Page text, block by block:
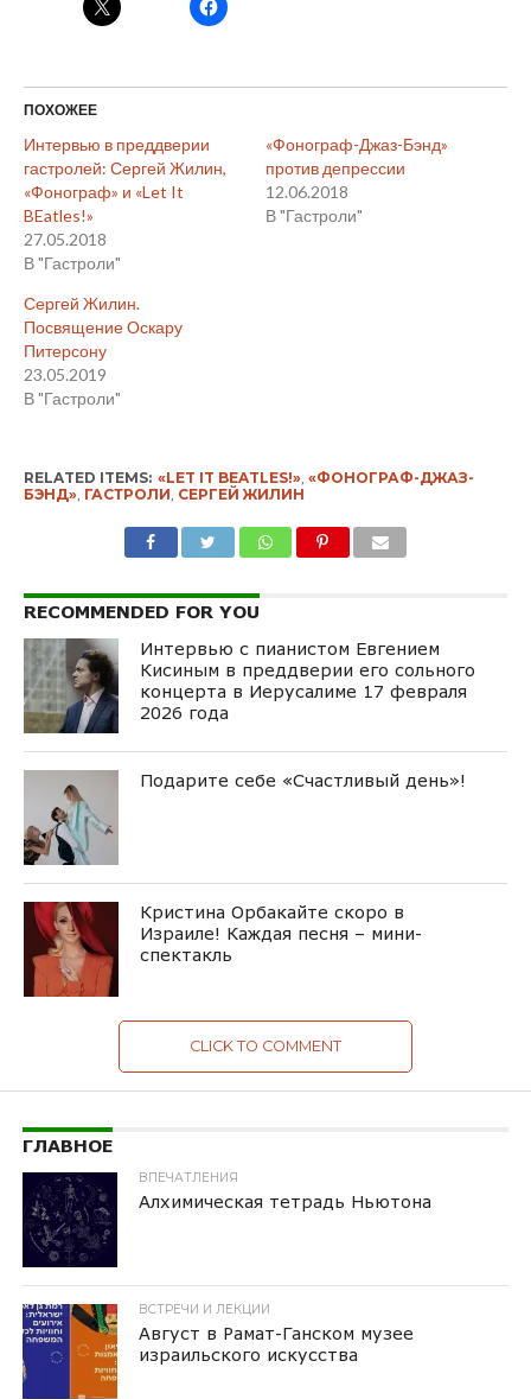
ПОХОЖЕЕ
Интервью в преддверии
гастролей: Сергей Жилин,
«Фонограф» и «Let It
BEatles!»
27.05.2018
В "Гастроли"
«Фонограф-Джаз-Бэнд»
против депрессии
12.06.2018
В "Гастроли"
Сергей Жилин.
Посвящение Оскару
Питерсону
23.05.2019
В "Гастроли"
RELATED ITEMS: «LET IT BEATLES!», «ФОНОГРАФ-ДЖАЗ-
БЭНД», ГАСТРОЛИ, СЕРГЕЙ ЖИЛИН
RECOMMENDED FOR YOU
Интервью с пианистом Евгением
Кисиным в преддверии его сольного
концерта в Иерусалиме 17 февраля
2026 года
Подарите себе «Счастливый день»!
Кристина Орбакайте скоро в
Израиле! Каждая песня – мини-
спектакль
CLICK TO COMMENT
ГЛАВНОЕ
ВПЕЧАТЛЕНИЯ
Алхимическая тетрадь Ньютона
ВСТРЕЧИ И ЛЕКЦИИ
Август в Рамат-Ганском музее
израильского искусства